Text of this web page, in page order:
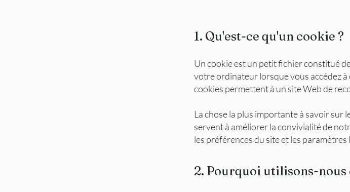
1. Qu'est-ce qu'un cookie ?
Un cookie est un petit fichier constitué
votre ordinateur lorsque vous accédez à
cookies permettent à un site Web de
La chose la plus importante à savoir sur
servent à améliorer la convivialité de
les préférences du site et les
2. Pourquoi utilisons-nous